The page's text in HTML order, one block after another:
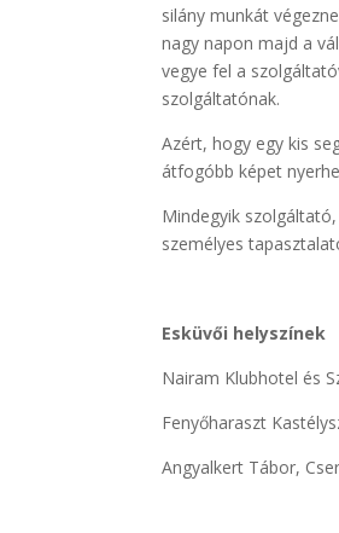
silány munkát
nagy napon majd a
vegye fel a
szolgáltatónak.
Azért, hogy egy kis
átfogóbb képet
Mindegyik
személyes
Esküvői helyszínek
Nairam Klubhotel és
Fenyőharaszt
Angyalkert Tábor,